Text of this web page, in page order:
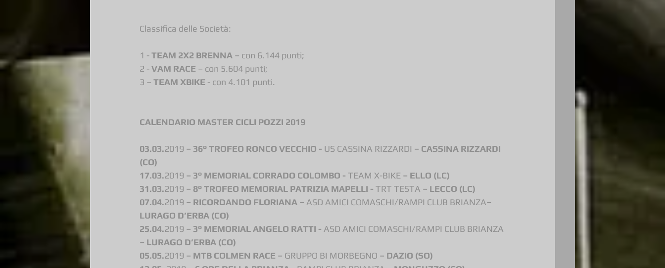
Classifica delle Società:
1 - TEAM 2X2 BRENNA – con 6.144 punti;
2 - VAM RACE – con 5.604 punti;
3 – TEAM XBIKE - con 4.101 punti.
CALENDARIO MASTER CICLI POZZI 2019
03.03.2019 – 36° TROFEO RONCO VECCHIO - US CASSINA RIZZARDI – CASSINA RIZZARDI
(CO)
17.03.2019 – 3° MEMORIAL CORRADO COLOMBO - TEAM X-BIKE – ELLO (LC)
31.03.2019 – 8° TROFEO MEMORIAL PATRIZIA MAPELLI - TRT TESTA – LECCO (LC)
07.04.2019 – RICORDANDO FLORIANA – ASD AMICI COMASCHI/RAMPI CLUB BRIANZA–
LURAGO D’ERBA (CO)
25.04.2019 – 3° MEMORIAL ANGELO RATTI - ASD AMICI COMASCHI/RAMPI CLUB BRIANZA
– LURAGO D’ERBA (CO)
05.05.2019 – MTB COLMEN RACE – GRUPPO BI MORBEGNO – DAZIO (SO)